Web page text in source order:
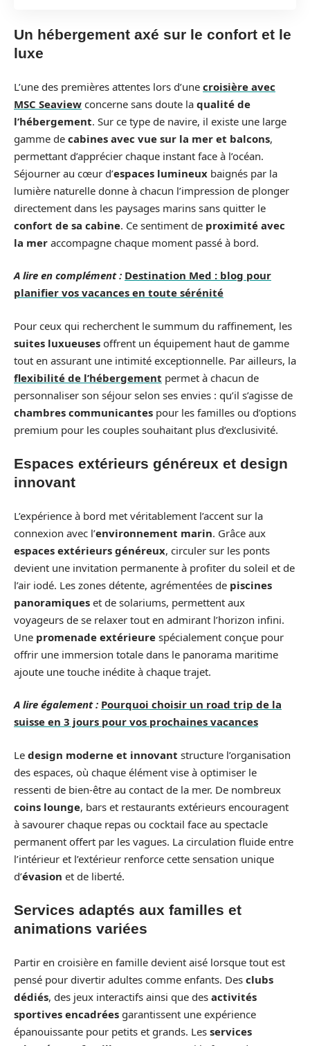
Un hébergement axé sur le confort et le
luxe
L’une des premières attentes lors d’une croisière avec
MSC Seaview concerne sans doute la qualité de
l’hébergement. Sur ce type de navire, il existe une large
gamme de cabines avec vue sur la mer et balcons,
permettant d’apprécier chaque instant face à l’océan.
Séjourner au cœur d’espaces lumineux baignés par la
lumière naturelle donne à chacun l’impression de plonger
directement dans les paysages marins sans quitter le
confort de sa cabine. Ce sentiment de proximité avec
la mer accompagne chaque moment passé à bord.
A lire en complément : Destination Med : blog pour
planifier vos vacances en toute sérénité
Pour ceux qui recherchent le summum du raffinement, les
suites luxueuses offrent un équipement haut de gamme
tout en assurant une intimité exceptionnelle. Par ailleurs, la
flexibilité de l’hébergement permet à chacun de
personnaliser son séjour selon ses envies : qu’il s’agisse de
chambres communicantes pour les familles ou d’options
premium pour les couples souhaitant plus d’exclusivité.
Espaces extérieurs généreux et design
innovant
L’expérience à bord met véritablement l’accent sur la
connexion avec l’environnement marin. Grâce aux
espaces extérieurs généreux, circuler sur les ponts
devient une invitation permanente à profiter du soleil et de
l’air iodé. Les zones détente, agrémentées de piscines
panoramiques et de solariums, permettent aux
voyageurs de se relaxer tout en admirant l’horizon infini.
Une promenade extérieure spécialement conçue pour
offrir une immersion totale dans le panorama maritime
ajoute une touche inédite à chaque trajet.
A lire également : Pourquoi choisir un road trip de la
suisse en 3 jours pour vos prochaines vacances
Le design moderne et innovant structure l’organisation
des espaces, où chaque élément vise à optimiser le
ressenti de bien-être au contact de la mer. De nombreux
coins lounge, bars et restaurants extérieurs encouragent
à savourer chaque repas ou cocktail face au spectacle
permanent offert par les vagues. La circulation fluide entre
l’intérieur et l’extérieur renforce cette sensation unique
d’évasion et de liberté.
Services adaptés aux familles et
animations variées
Partir en croisière en famille devient aisé lorsque tout est
pensé pour divertir adultes comme enfants. Des clubs
dédiés, des jeux interactifs ainsi que des activités
sportives encadrées garantissent une expérience
épanouissante pour petits et grands. Les services